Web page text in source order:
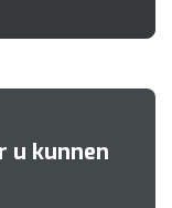
u kunnen